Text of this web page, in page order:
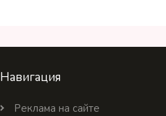
Навигация
Реклама на сайте